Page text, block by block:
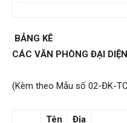
BẢNG KÊ
CÁC VĂN PHÒNG ĐẠI
(Kèm theo Mẫu số 02-ĐK-
Tên Địa